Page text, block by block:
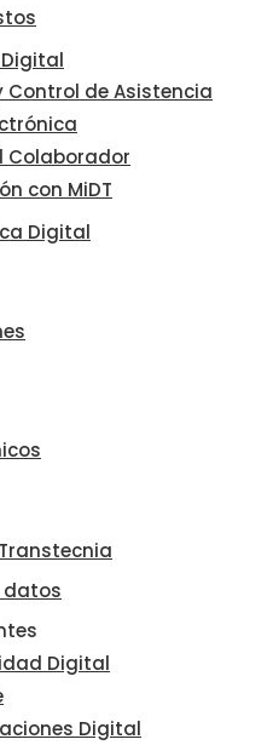
Control de Asistencia
Colaborador
con MiDT
Digital
datos
Digital
Digital